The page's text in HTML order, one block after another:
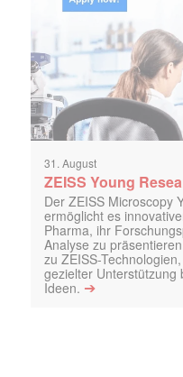
31. August
ZEISS Young
Der ZEISS Microscopy
ermöglicht es
Pharma, ihr
Analyse zu
zu ZEISS-
gezielter Unterstützung
Ideen. ➔